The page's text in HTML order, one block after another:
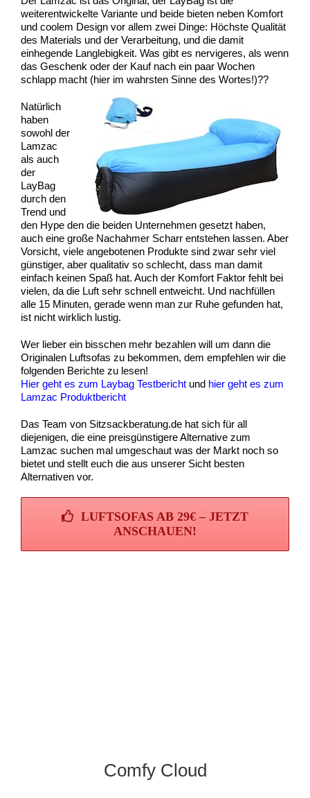
weiterentwickelte Variante und beide bieten neben Komfort
und coolem Design vor allem zwei Dinge: Höchste Qualität
des Materials und der Verarbeitung, und die damit
einhegende Langlebigkeit. Was gibt es nervigeres, als wenn
das Geschenk oder der Kauf nach ein paar Wochen
schlapp macht (hier im wahrsten Sinne des Wortes!)??
Natürlich
haben
sowohl der
Lamzac
als auch
der
LayBag
durch den
Trend und
den Hype den die beiden Unternehmen gesetzt haben,
auch eine große Nachahmer Scharr entstehen lassen. Aber
Vorsicht, viele angebotenen Produkte sind zwar sehr viel
günstiger, aber qualitativ so schlecht, dass man damit
einfach keinen Spaß hat. Auch der Komfort Faktor fehlt bei
vielen, da die Luft sehr schnell entweicht. Und nachfüllen
alle 15 Minuten, gerade wenn man zur Ruhe gefunden hat,
ist nicht wirklich lustig.
Wer lieber ein bisschen mehr bezahlen will um dann die
Originalen Luftsofas zu bekommen, dem empfehlen wir die
folgenden Berichte zu lesen!
Hier geht es zum Laybag Testbericht und hier geht es zum
Lamzac Produktbericht
Das Team von Sitzsackberatung.de hat sich für all
diejenigen, die eine preisgünstigere Alternative zum
Lamzac suchen mal umgeschaut was der Markt noch so
bietet und stellt euch die aus unserer Sicht besten
Alternativen vor.
LUFTSOFAS AB 29€ – JETZT
ANSCHAUEN!
Comfy Cloud